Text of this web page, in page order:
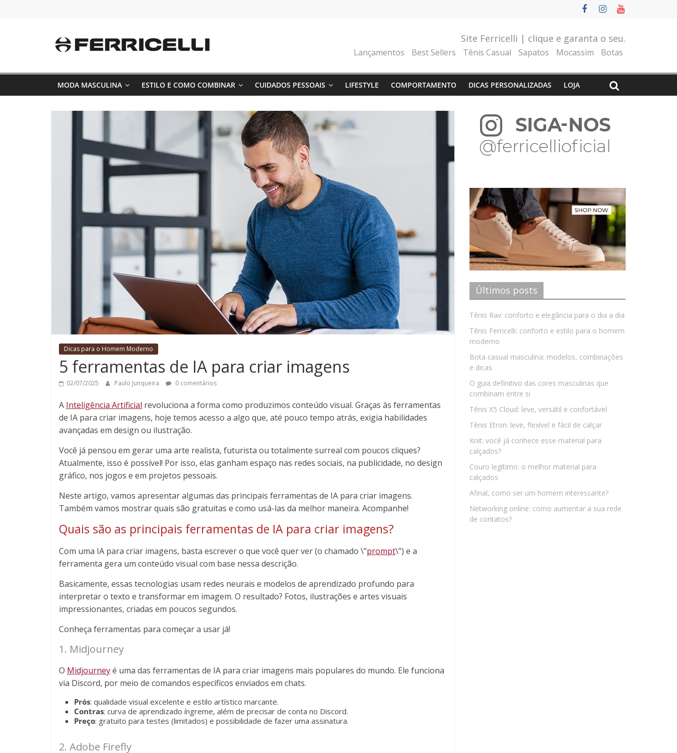
Site Ferricelli | clique e garanta o seu.
Lançamentos Best Sellers Tênis Casual Sapatos Mocassim Botas
MODA MASCULINA ESTILO E COMO COMBINAR CUIDADOS PESSOAIS LIFESTYLE COMPORTAMENTO DICAS PERSONALIZADAS LOJA
Dicas para o Homem Moderno
5 ferramentas de IA para criar imagens
02/07/2025 Paulo Junqueira 0 comentários
A Inteligência Artificial revoluciona a forma como produzimos conteúdo visual. Graças às ferramentas
de IA para criar imagens, hoje temos acesso a algo que, até pouco tempo atrás, exigia habilidades
avançadas em design ou ilustração.
Você já pensou em gerar uma arte realista, futurista ou totalmente surreal com poucos cliques?
Atualmente, isso é possível! Por isso, elas ganham espaço nas redes sociais, na publicidade, no design
gráfico, nos jogos e em projetos pessoais.
Neste artigo, vamos apresentar algumas das principais ferramentas de IA para criar imagens.
Também vamos mostrar quais são gratuitas e como usá-las da melhor maneira. Acompanhe!
Quais são as principais ferramentas de IA para criar imagens?
Com uma IA para criar imagens, basta escrever o que você quer ver (o chamado \”prompt\”) e a
ferramenta gera um conteúdo visual com base nessa descrição.
Basicamente, essas tecnologias usam redes neurais e modelos de aprendizado profundo para
interpretar o texto e transformar em imagem. O resultado? Fotos, ilustrações e artes visuais
impressionantes, criadas em poucos segundos.
Conheça ferramentas para começar a usar já!
1. Midjourney
O Midjourneyé uma das ferramentas de IA para criar imagens mais populares do mundo. Ele funciona
via Discord, por meio de comandos específicos enviados em chats.
Prós: qualidade visual excelente e estilo artístico marcante.
Contras: curva de aprendizado íngreme, além de precisar de conta no Discord.
Preço: gratuito para testes (limitados) e possibilidade de fazer uma assinatura.
2. Adobe Firefly
Últimos posts
Tênis Rav: conforto e elegância para o dia a dia
Tênis Ferricelli: conforto e estilo para o homem
moderno
Bota casual masculina: modelos, combinações
e dicas
O guia definitivo das cores masculinas que
combinam entre si
Tênis X5 Cloud: leve, versátil e confortável
Tênis Etron: leve, flexível e fácil de calçar
Knit: você já conhece esse material para
calçados?
Couro legítimo: o melhor material para
calçados
Afinal, como ser um homem interessante?
Networking online: como aumentar a sua rede
de contatos?